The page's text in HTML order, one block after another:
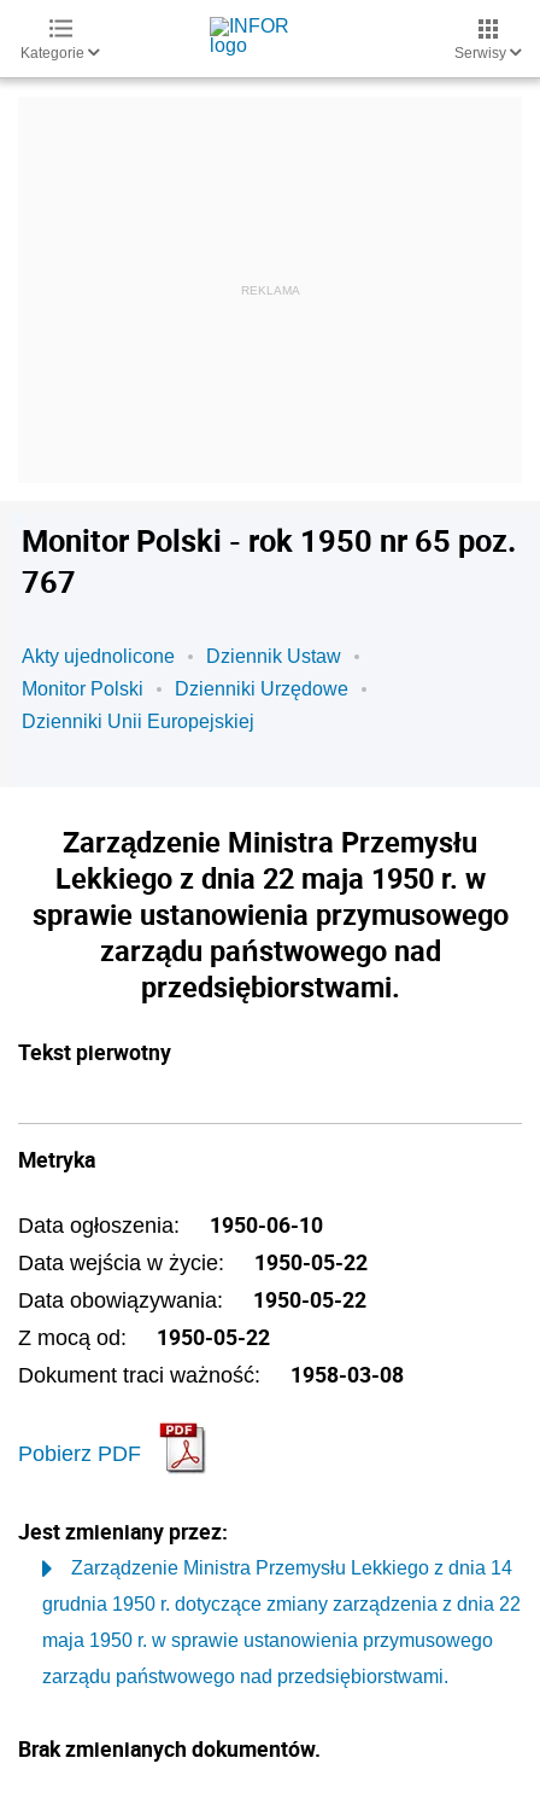
Kategorie Serwisy
Monitor Polski - rok 1950 nr 65 poz.
767
Akty ujednolicone
Dziennik Ustaw
Monitor Polski
Dzienniki Urzędowe
Dzienniki Unii Europejskiej
Zarządzenie Ministra Przemysłu
Lekkiego z dnia 22 maja 1950 r. w
sprawie ustanowienia przymusowego
zarządu państwowego nad
przedsiębiorstwami.
Tekst pierwotny
Metryka
Data ogłoszenia: 1950-06-10
Data wejścia w życie: 1950-05-22
Data obowiązywania: 1950-05-22
Z mocą od: 1950-05-22
Dokument traci ważność: 1958-03-08
Pobierz PDF
Jest zmieniany przez:
Zarządzenie Ministra Przemysłu Lekkiego z dnia 14
grudnia 1950 r. dotyczące zmiany zarządzenia z dnia 22
maja 1950 r. w sprawie ustanowienia przymusowego
zarządu państwowego nad przedsiębiorstwami.
Brak zmienianych dokumentów.